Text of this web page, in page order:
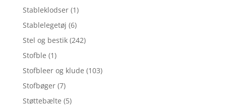
Stableklodser (1)
Stablelegetøj (6)
Stel og bestik (242)
Stofble (1)
Stofbleer og klude (103)
Stofbøger (7)
Støttebælte (5)